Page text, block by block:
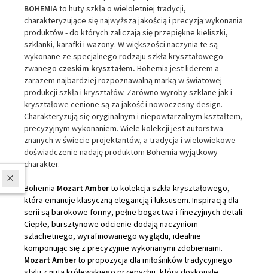
BOHEMIAto huty szkła o wieloletniej tradycji,
charakteryzujące się najwyższą jakością i precyzją wykonania
produktów - do których zaliczają się przepiękne kieliszki,
szklanki, karafki i wazony. W większości naczynia te są
wykonane ze specjalnego rodzaju szkła kryształowego
zwanego czeskim kryształem. Bohemia jest liderem a
zarazem najbardziej rozpoznawalną marką w światowej
produkcji szkła i kryształów. Zarówno wyroby szklane jak i
kryształowe cenione są za jakość i nowoczesny design.
Charakteryzują się oryginalnym i niepowtarzalnym kształtem,
precyzyjnym wykonaniem. Wiele kolekcji jest autorstwa
znanych w świecie projektantów, a tradycja i wielowiekowe
doświadczenie nadaję produktom Bohemia wyjątkowy
charakter.
Bohemia Mozart Amberto kolekcja szkła kryształowego,
która emanuje klasyczną elegancją i luksusem. Inspiracją dla
serii są barokowe formy, pełne bogactwa i finezyjnych detali.
Ciepłe, bursztynowe odcienie dodają naczyniom
szlachetnego, wyrafinowanego wyglądu, idealnie
komponując się z precyzyjnie wykonanymi zdobieniami.
Mozart Amberto propozycja dla miłośników tradycyjnego
W ostatnich 7 dniach produktem interesuje się